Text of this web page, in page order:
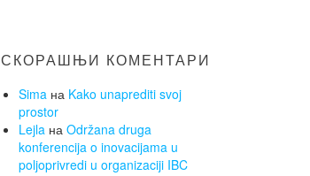
СКОРАШЊИ КОМЕНТАРИ
Simaна Kako unaprediti svoj
prostor
Lejlaна Održana druga
konferencija o inovacijama u
poljoprivredi u organizaciji IBC